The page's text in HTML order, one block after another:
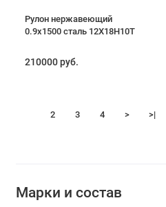
Рулон нержавеющий
0.9х1500 сталь 12Х18Н10Т
210000 руб.
2 3 4 > >|
Марки и состав